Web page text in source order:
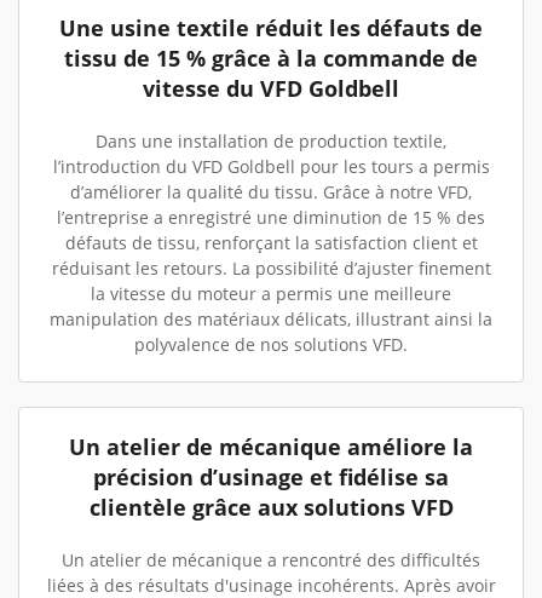
Une usine textile réduit les défauts de
tissu de 15 % grâce à la commande de
vitesse du VFD Goldbell
Dans une installation de production textile,
l’introduction du VFD Goldbell pour les tours a permis
d’améliorer la qualité du tissu. Grâce à notre VFD,
l’entreprise a enregistré une diminution de 15 % des
défauts de tissu, renforçant la satisfaction client et
réduisant les retours. La possibilité d’ajuster finement
la vitesse du moteur a permis une meilleure
manipulation des matériaux délicats, illustrant ainsi la
polyvalence de nos solutions VFD.
Un atelier de mécanique améliore la
précision d’usinage et fidélise sa
clientèle grâce aux solutions VFD
Un atelier de mécanique a rencontré des difficultés
liées à des résultats d'usinage incohérents. Après avoir